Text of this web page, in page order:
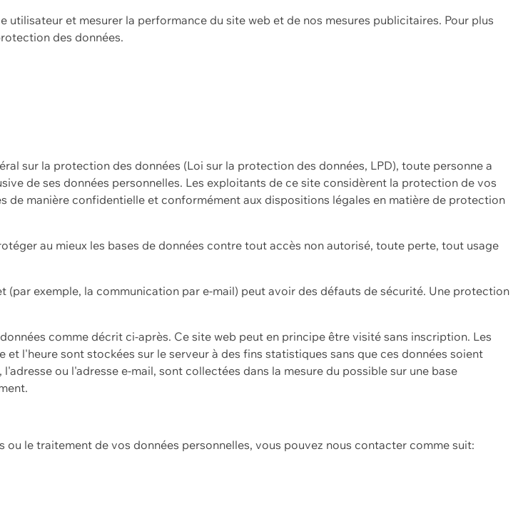
et mesurer la performance du site web et de nos mesures publicitaires. Pour plus
des données.
sur la protection des données (Loi sur la protection des données, LPD), toute personne a
de ses données personnelles. Les exploitants de ce site considèrent la protection de vos
de manière confidentielle et conformément aux dispositions légales en matière de protection
au mieux les bases de données contre tout accès non autorisé, toute perte, tout usage
exemple, la communication par e-mail) peut avoir des défauts de sécurité. Une protection
comme décrit ci-après. Ce site web peut en principe être visité sans inscription. Les
l'heure sont stockées sur le serveur à des fins statistiques sans que ces données soient
ou l'adresse e-mail, sont collectées dans la mesure du possible sur une base
le traitement de vos données personnelles, vous pouvez nous contacter comme suit: